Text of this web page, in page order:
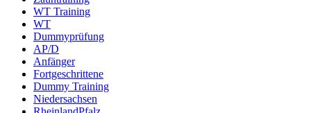
WT Training
WT
Dummyprüfung
AP/D
Anfänger
Fortgeschrittene
Dummy Training
Niedersachsen